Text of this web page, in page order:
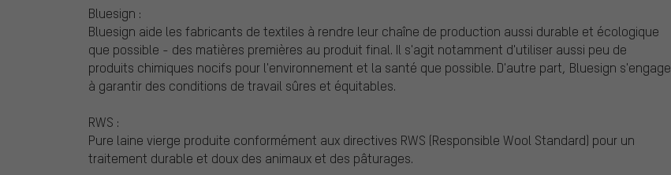
Bluesign :
Bluesign aide les fabricants de textiles à rendre leur chaîne de production aussi durable et écologique
que possible - des matières premières au produit final. Il s'agit notamment d'utiliser aussi peu de
produits chimiques nocifs pour l'environnement et la santé que possible. D'autre part, Bluesign s'engage
à garantir des conditions de travail sûres et équitables.
RWS :
Pure laine vierge produite conformément aux directives RWS (Responsible Wool Standard) pour un
traitement durable et doux des animaux et des pâturages.